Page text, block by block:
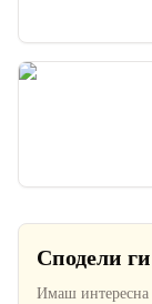
Сподели
Имаш интересна